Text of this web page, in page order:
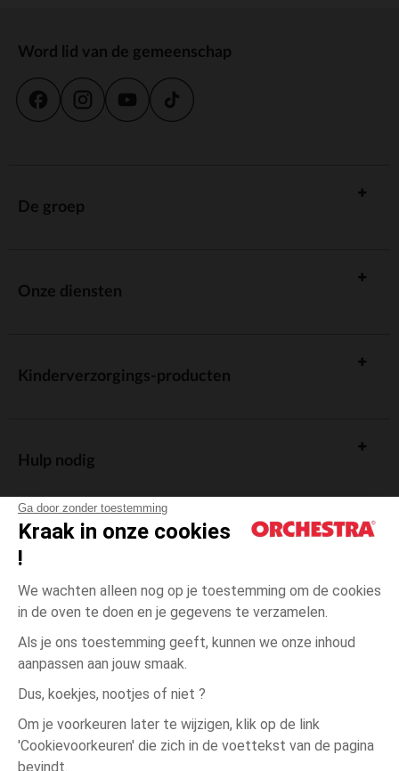
Ga door zonder toestemming
Kraak in onze cookies
!
We wachten alleen nog op je toestemming om de cookies
in de oven te doen en je gegevens te verzamelen.
Als je ons toestemming geeft, kunnen we onze inhoud
aanpassen aan jouw smaak.
Dus, koekjes, nootjes of niet ?
Om je voorkeuren later te wijzigen, klik op de link
'Cookievoorkeuren' die zich in de voettekst van de pagina
bevindt.
Ecru Ecru
3
Word lid van de gemeenschap
De groep
Onze diensten
Kinderverzorgings-producten
Hulp nodig
Algemene verkoopsvoorwaarden
Wettelijke bepalingen
Persoonsgegevens